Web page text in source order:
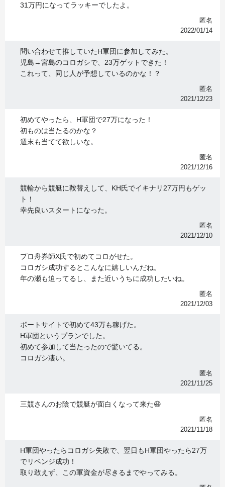
31万円になってラッキーでしたよ。
匿名
2022/01/14
問い合わせて推していたH軍団に参加してみた。
児島→宮島のコロガシで、23万ゲットできた！
これって、同じ人が予想しているのかな！？
匿名
2021/12/23
初めてやったら、H軍団で27万になった！
初ものは当たるのかな？
週末も当てて欲しいな。
匿名
2021/12/16
競輪から競艇に鞍替えして、KH氏でイキナリ27万円もゲッ
ト！
幸先良いスタートになった。
匿名
2021/12/10
プロ舟券師X氏で初めてコロがせた。
コロガシ成功するとこんなに嬉しいんだね。
年の瀬も迫ってるし、また近いうちに成功したいね。
匿名
2021/12/03
ボートサイトで初めて43万も稼げた。
H軍団というプランでした。
初めて参加して当たったので驚いてる。
コロガシ凄い。
匿名
2021/11/25
三競さんのお陰で競艇が面白くなって来た😆
匿名
2021/11/18
H軍団やったらコロガシ失敗で、翌日もH軍団やったら27万
でリベンジ成功！
取り敢えず、この軍資金が尽きるまでやってみる。